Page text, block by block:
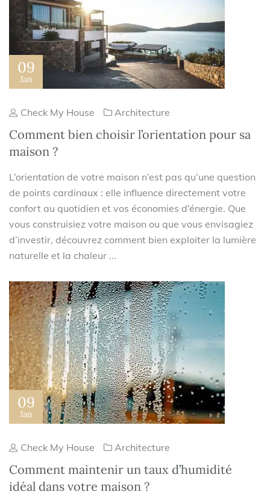
09
Jan
Check My House Architecture
Comment bien choisir l’orientation pour sa
maison ?
L’orientation de votre maison n’est pas qu’une question
de points cardinaux : elle influence directement votre
confort au quotidien et vos économies d’énergie. Que
vous construisiez votre maison ou que vous envisagiez
d’investir, découvrez comment bien exploiter la lumière
naturelle et la chaleur ...
09
Jan
Check My House Architecture
Comment maintenir un taux d’humidité
idéal dans votre maison ?